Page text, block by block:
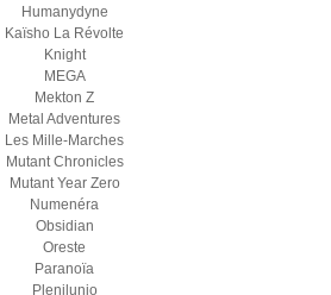
Humanydyne
Kaïsho La Révolte
Knight
MEGA
Mekton Z
Metal Adventures
Les Mille-Marches
Mutant Chronicles
Mutant Year Zero
Numenéra
Obsidian
Oreste
Paranoïa
Plenilunio